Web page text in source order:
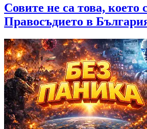
Совите не са това, което
Правосъдието в